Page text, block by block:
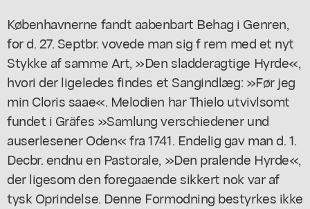
Københavnerne fandt aabenbart Behag i Genren,
for d. 27. Septbr. vovede man sig f rem med et nyt
Stykke af samme Art, »Den sladderagtige Hyrde«,
hvori der ligeledes findes et Sangindlæg: »Før jeg
min Cloris saae«. Melodien har Thielo utvivlsomt
fundet i Gräfes »Samlung verschiedener und
auserlesener Oden« fra 1741. Endelig gav man d. 1.
Decbr. endnu en Pastorale, »Den pralende Hyrde«,
der ligesom den foregaaende sikkert nok var af
tysk Oprindelse. Denne Formodning bestyrkes ikke